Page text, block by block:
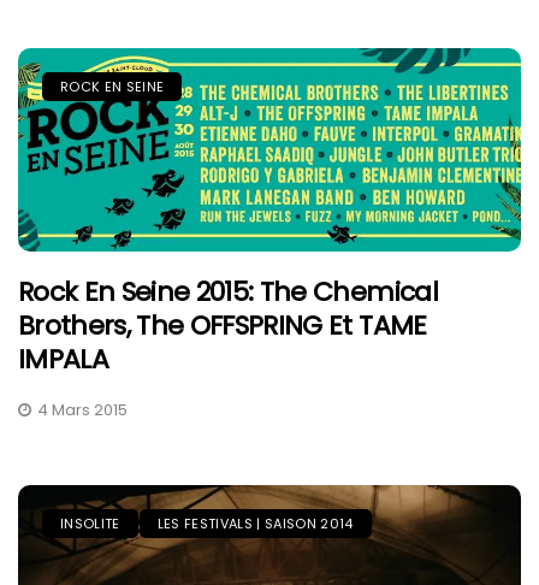
ROCK EN SEINE
Rock En Seine 2015: The Chemical
Brothers, The OFFSPRING Et TAME
IMPALA
4 Mars 2015
INSOLITE LES FESTIVALS | SAISON 2014